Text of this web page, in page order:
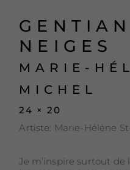
NEIGES
MARIE-
MICHEL
24 × 20
Artiste: Marie-Hélène
Je m’inspire surtout de